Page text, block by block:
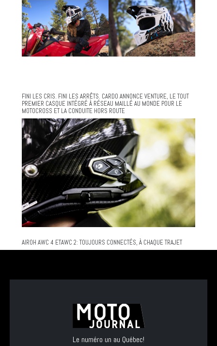
FINI LES CRIS. FINI LES ARRÊTS. CARDO ANNONCE VENTURE, LE TOUT
PREMIER CASQUE INTÉGRÉ À RÉSEAU MAILLÉ AU MONDE POUR LE
MOTOCROSS ET LA CONDUITE HORS ROUTE
AIROH AWC 4 ETAWC 2: TOUJOURS CONNECTÉS, À CHAQUE TRAJET
Le numéro un au Québec!